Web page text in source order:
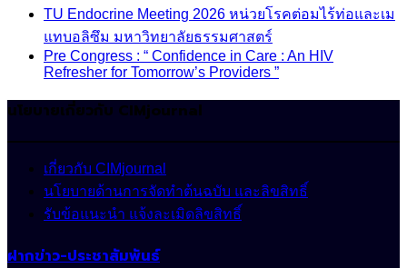
TU Endocrine Meeting 2026 หน่วยโรคต่อมไร้ท่อและเม
แทบอลิซึม มหาวิทยาลัยธรรมศาสตร์
Pre Congress : “ Confidence in Care : An HIV
Refresher for Tomorrow’s Providers ”
นโยบายเกี่ยวกับ CIMjournal
เกี่ยวกับ CIMjournal
นโยบายด้านการจัดทำต้นฉบับ และลิขสิทธิ์
รับข้อแนะนำ แจ้งละเมิดลิขสิทธิ์
ฝากข่าว-ประชาสัมพันธ์